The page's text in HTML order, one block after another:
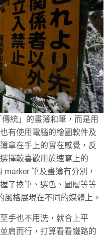
統」的畫簿和筆，而是用
有使用電腦的繪圖軟件及
拿在手上的實在感覺，反
擇較喜歡用於速寫上的
筆及畫簿有分別，
了換筆、選色、圖層等等
格展現在不同的媒體上。
手也不用洗，就合上平
肩而行，打算看看鐵路的